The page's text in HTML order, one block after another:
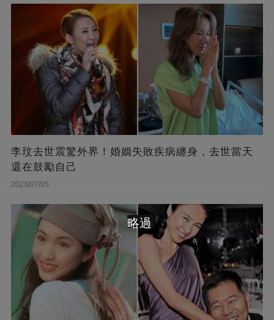
李玟去世震驚外界！婚姻失敗疾病纏身，去世當天
還在鼓勵自己
2023/07/05
略過